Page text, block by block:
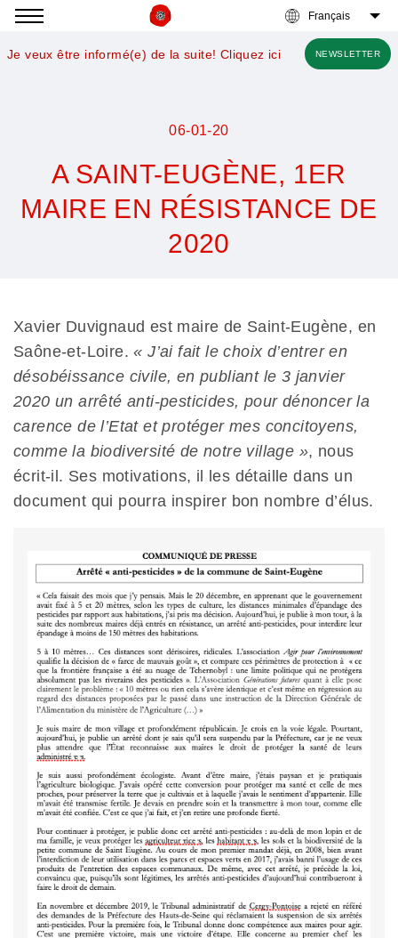
Je veux être informé(e) de la suite! Cliquez ici NEWSLETTER
06-01-20
A SAINT-EUGÈNE, 1ER
MAIRE EN RÉSISTANCE DE
2020
coquelicots
Xavier Duvignaud est maire de Saint-Eugène, en
Saône-et-Loire.« J’ai fait le choix d’entrer en
désobéissance civile, en publiant le 3 janvier
2020 un arrêté anti-pesticides, pour dénoncer la
carence de l’Etat et protéger mes concitoyens,
comme la biodiversité de notre village », nous
écrit-il. Ses motivations, il les détaille dans un
document qui pourra inspirer bon nombre d’élus.
à